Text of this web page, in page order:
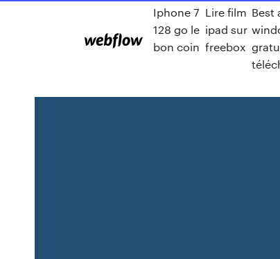
Iphone 7
128 go le
bon coin
Lire film
ipad sur
freebox
Best